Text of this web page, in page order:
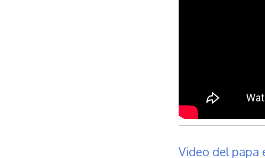
Video del papa